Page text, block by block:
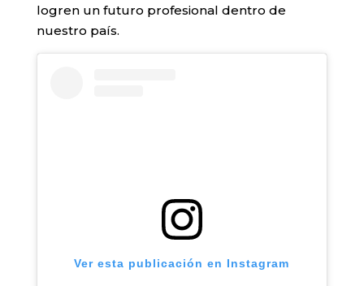
logren un futuro profesional dentro de
nuestro país.
Ver esta publicación en Instagram